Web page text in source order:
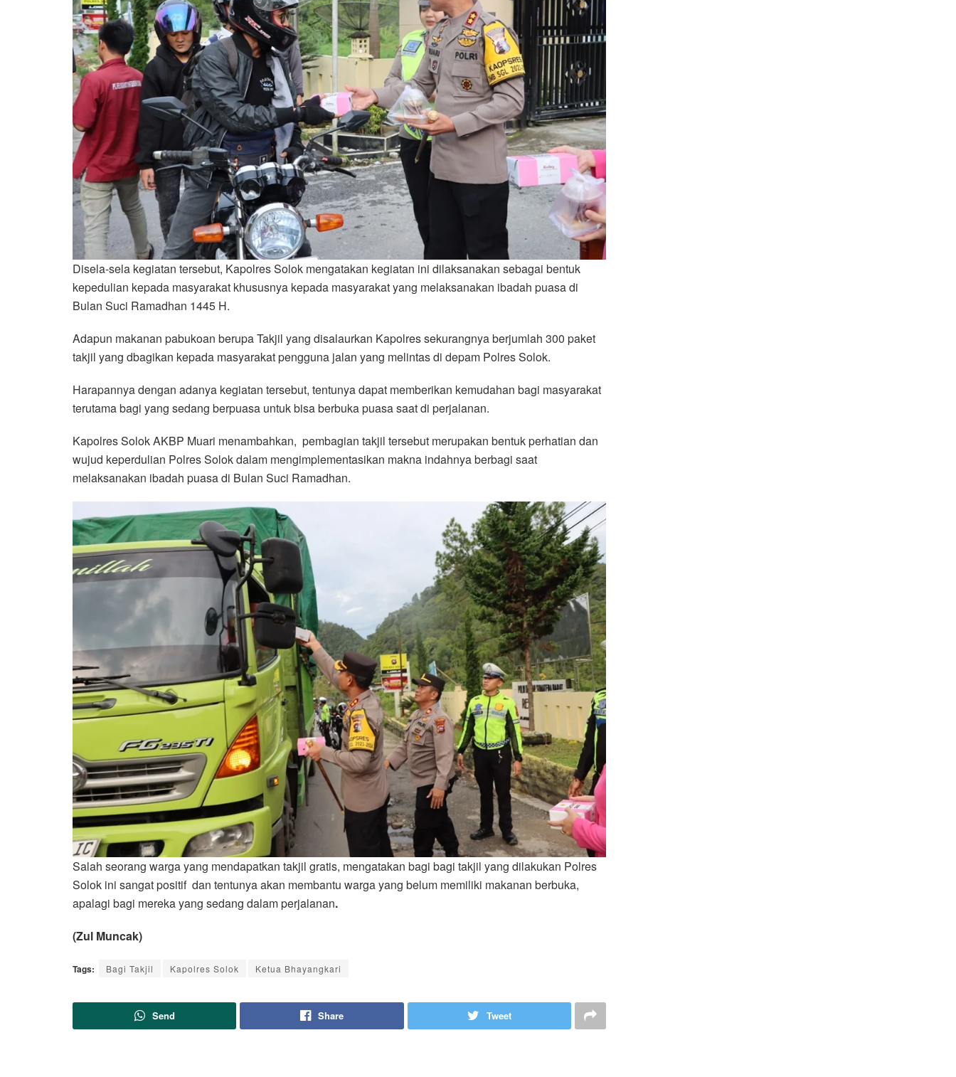
Disela-sela kegiatan tersebut, Kapolres Solok mengatakan kegiatan ini dilaksanakan sebagai bentuk
kepedulian kepada masyarakat khususnya kepada masyarakat yang melaksanakan ibadah puasa di
Bulan Suci Ramadhan 1445 H.
Adapun makanan pabukoan berupa Takjil yang disalaurkan Kapolres sekurangnya berjumlah 300 paket
takjil yang dbagikan kepada masyarakat pengguna jalan yang melintas di depam Polres Solok.
Harapannya dengan adanya kegiatan tersebut, tentunya dapat memberikan kemudahan bagi masyarakat
terutama bagi yang sedang berpuasa untuk bisa berbuka puasa saat di perjalanan.
Kapolres Solok AKBP Muari menambahkan, pembagian takjil tersebut merupakan bentuk perhatian dan
wujud keperdulian Polres Solok dalam mengimplementasikan makna indahnya berbagi saat
melaksanakan ibadah puasa di Bulan Suci Ramadhan.
Salah seorang warga yang mendapatkan takjil gratis, mengatakan bagi bagi takjil yang dilakukan Polres
Solok ini sangat positif dan tentunya akan membantu warga yang belum memiliki makanan berbuka,
apalagi bagi mereka yang sedang dalam perjalanan.
(Zul Muncak)
Tags: Bagi Takjil Kapolres Solok Ketua Bhayangkari
Send Share Tweet